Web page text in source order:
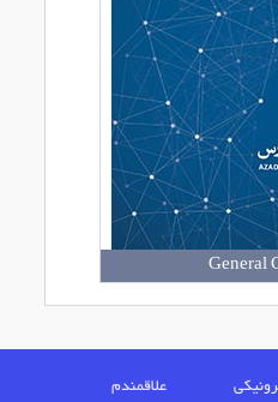
General
علاقمندم